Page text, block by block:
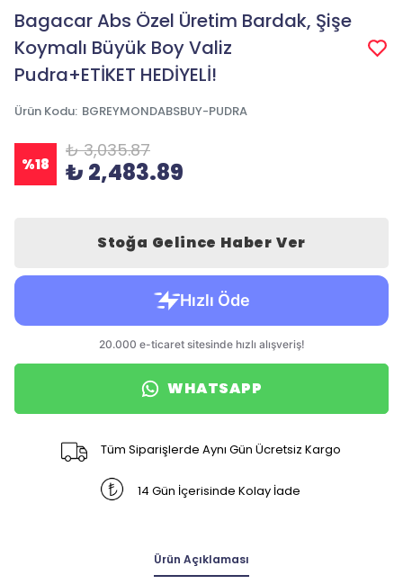
Bagacar Abs Özel Üretim Bardak, Şişe
Koymalı Büyük Boy Valiz
Pudra+ETİKET HEDİYELİ!
Ürün Kodu: BGREYMONDABSBUY-PUDRA
%18
₺ 3,035.87
₺ 2,483.89
Stoğa Gelince Haber Ver
WHATSAPP
Tüm Siparişlerde Aynı Gün Ücretsiz Kargo
14 Gün İçerisinde Kolay İade
Ürün Açıklaması